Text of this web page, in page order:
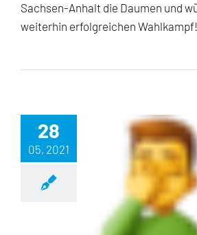
Sachsen-Anhalt die Daumen und
weiterhin erfolgreichen Wahlkampf!
28
05, 2021